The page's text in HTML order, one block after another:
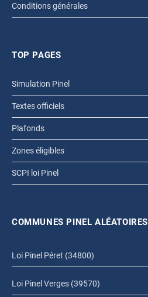
Conditions générales
TOP PAGES
Simulation Pinel
Textes officiels
Plafonds
Zones éligibles
SCPI loi Pinel
COMMUNES PINEL ALÉATOIRES
Loi Pinel Péret (34800)
Loi Pinel Verges (39570)